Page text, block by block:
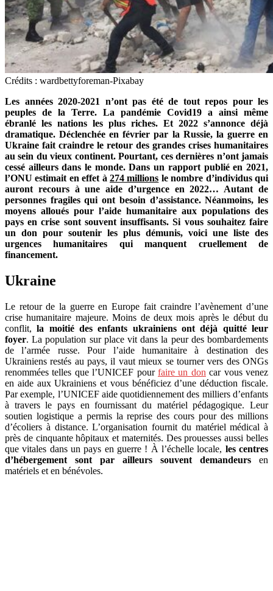
Crédits : wardbettyforeman-Pixabay
Les années 2020-2021 n’ont pas été de tout repos pour les
peuples de la Terre. La pandémie Covid19 a ainsi même
ébranlé les nations les plus riches. Et 2022 s’annonce déjà
dramatique. Déclenchée en février par la Russie, la guerre en
Ukraine fait craindre le retour des grandes crises humanitaires
au sein du vieux continent. Pourtant, ces dernières n’ont jamais
cessé ailleurs dans le monde. Dans un rapport publié en 2021,
l’ONU estimait en effet à 274 millions le nombre d’individus qui
auront recours à une aide d’urgence en 2022… Autant de
personnes fragiles qui ont besoin d’assistance. Néanmoins, les
moyens alloués pour l’aide humanitaire aux populations des
pays en crise sont souvent insuffisants. Si vous souhaitez faire
un don pour soutenir les plus démunis, voici une liste des
urgences humanitaires qui manquent cruellement de
financement.
Ukraine
Le retour de la guerre en Europe fait craindre l’avènement d’une
crise humanitaire majeure. Moins de deux mois après le début du
conflit,la moitié des enfants ukrainiens ont déjà quitté leur
foyer. La population sur place vit dans la peur des bombardements
de l’armée russe. Pour l’aide humanitaire à destination des
Ukrainiens restés au pays, il vautmieux se tourner vers des ONGs
renommées telles que l’UNICEF pour faire un don car vous venez
en aide aux Ukrainiens et vous bénéficiez d’une déduction fiscale.
Par exemple, l’UNICEF aide quotidiennement des milliers d’enfants
à travers le pays en fournissant du matériel pédagogique. Leur
soutien logistique a permis la reprise des cours pour des millions
d’écoliers à distance. L’organisation fournit du matériel médical à
près de cinquante hôpitaux et maternités. Des prouesses aussi belles
que vitales dans un pays en guerre ! À l’échelle locale, les centres
d’hébergement sont par ailleurs souvent demandeurs en
matériels et en bénévoles.